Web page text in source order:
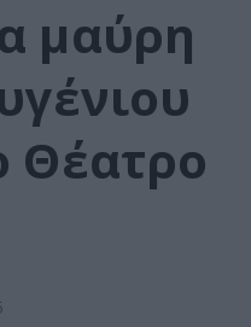
μαύρη
Θέατρο